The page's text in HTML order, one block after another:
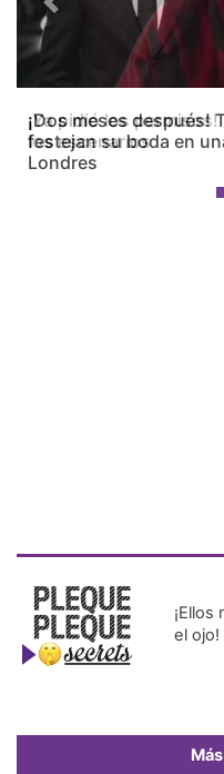
¡Dos meses después!
festejan su boda en
Londres
Previous
el ojo!